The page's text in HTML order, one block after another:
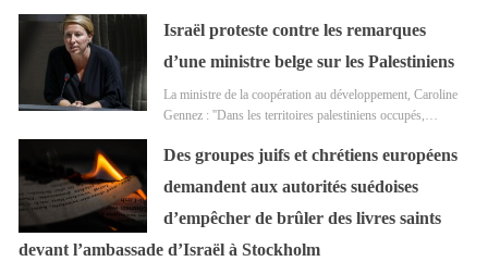
Israël proteste contre les remarques
d’une ministre belge sur les Palestiniens
La ministre de la coopération au développement, Caroline
Gennez : ''Dans les territoires palestiniens occupés,…
Des groupes juifs et chrétiens européens
demandent aux autorités suédoises
d’empêcher de brûler des livres saints
devant l’ambassade d’Israël à Stockholm